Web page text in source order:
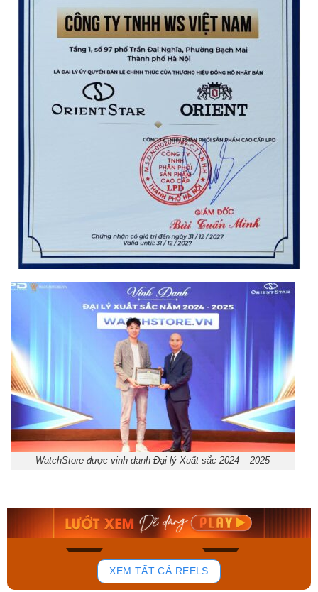
WatchStore được vinh danh Đại lý Xuất sắc 2024 – 2025
150
Mua ngay Mua ngay
XEM TẤT CẢ REELS